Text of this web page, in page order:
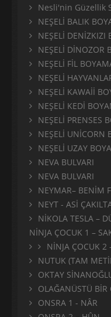
Nesli'nin Güzellik
NEŞELİ BALIK
NEŞELİ DENİZKIZI
NEŞELİ DİNOZOR
NEŞELİ FİL
NEŞELİ
NEŞELİ KAWAİİ
NEŞELİ KEDİ
NEŞELİ PRENSES
NEŞELİ UNİCORN
NEŞELİ UZAY
NEVA BULVARI
NEVA BULVARI
NEYMAR– BENİM
NEYT - ASİ
NİKOLA TESLA –
NİNJA ÇOCUK 1 –
NİNJA ÇOCUK 2
NUTUK (TAM
OKTAY
OLAĞANÜSTÜ BİR
ONSRA 1 - NÂR